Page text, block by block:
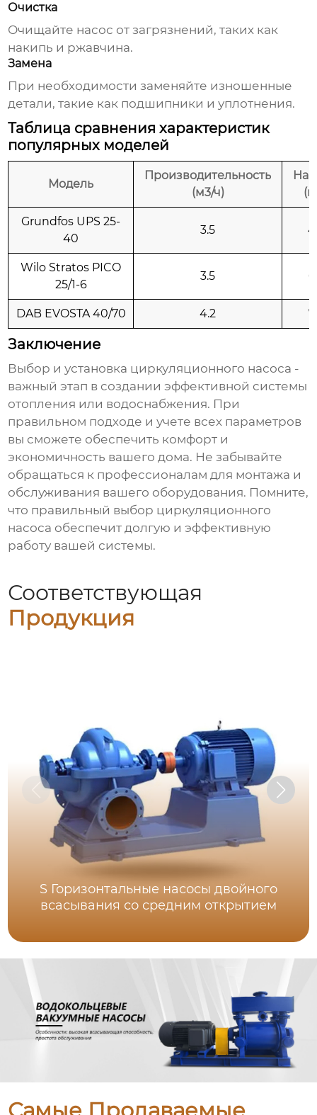
Очистка
Очищайте насос от загрязнений, таких как
накипь и ржавчина.
Замена
При необходимости заменяйте изношенные
детали, такие как подшипники и уплотнения.
Таблица сравнения характеристик
популярных моделей
Модель
Производительность
(м3/ч)
Grundfos UPS 25-
40
3.5 4
Wilo Stratos PICO
25/1-6
3.5 6
DAB EVOSTA 40/70 4.2 7
Заключение
Выбор и установка циркуляционного насоса -
важный этап в создании эффективной системы
отопления или водоснабжения. При
правильном подходе и учете всех параметров
вы сможете обеспечить комфорт и
экономичность вашего дома. Не забывайте
обращаться к профессионалам для монтажа и
обслуживания вашего оборудования. Помните,
что правильный выбор циркуляционного
насоса обеспечит долгую и эффективную
работу вашей системы.
Соответствующая
Продукция
S Горизонтальные насосы двойного
всасывания со средним открытием